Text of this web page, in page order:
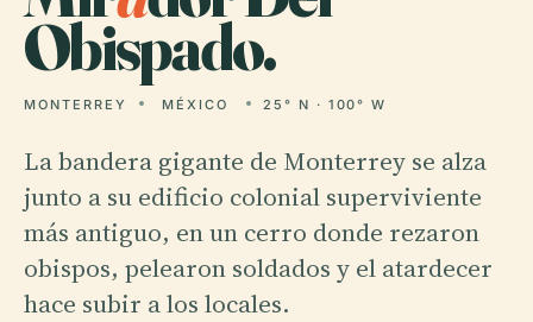
Obispado.
MONTERREY MÉXICO 25° N · 100° W
La bandera gigante de Monterrey se alza
junto a su edificio colonial superviviente
más antiguo, en un cerro donde rezaron
obispos, pelearon soldados y el atardecer
hace subir a los locales.